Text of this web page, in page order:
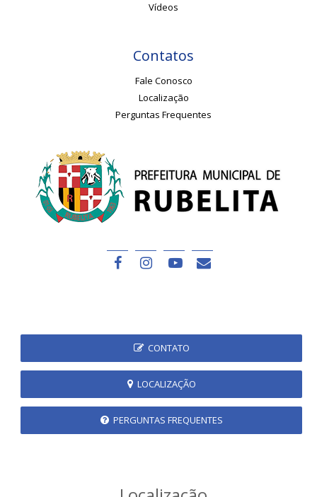
Vídeos
Contatos
Fale Conosco
Localização
Perguntas Frequentes
CONTATO
LOCALIZAÇÃO
PERGUNTAS FREQUENTES